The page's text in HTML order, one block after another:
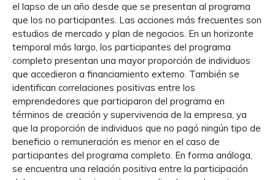
el lapso de un año desde que se presentan al programa
que los no participantes. Las acciones más frecuentes son
estudios de mercado y plan de negocios. En un horizonte
temporal más largo, los participantes del programa
completo presentan una mayor proporción de individuos
que accedieron a financiamiento externo. También se
identifican correlaciones positivas entre los
emprendedores que participaron del programa en
términos de creación y supervivencia de la empresa, ya
que la proporción de individuos que no pagó ningún tipo de
beneficio o remuneración es menor en el caso de
participantes del programa completo. En forma análoga,
se encuentra una relación positiva entre la participación